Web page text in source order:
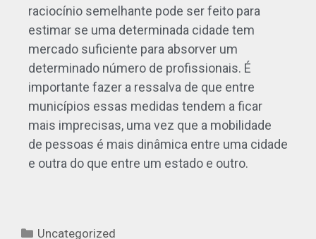
raciocínio semelhante pode ser feito para
estimar se uma determinada cidade tem
mercado suficiente para absorver um
determinado número de profissionais. É
importante fazer a ressalva de que entre
municípios essas medidas tendem a ficar
mais imprecisas, uma vez que a mobilidade
de pessoas é mais dinâmica entre uma cidade
e outra do que entre um estado e outro.
Uncategorized